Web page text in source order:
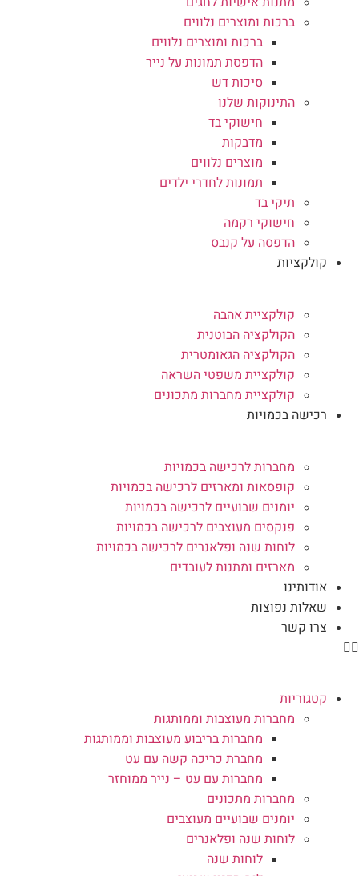
ברכות ומוצרים נלווים
ברכות ומוצרים נלווים
הדפסת תמונות על נייר
סיכות דש
התינוקות שלנו
חישוקי בד
מדבקות
מוצרים נלווים
תמונות לחדרי ילדים
תיקי בד
חישוקי רקמה
הדפסה על קנבס
קולקציות
קולקציית אהבה
הקולקציה הבוטנית
הקולקציה הגאומטרית
קולקציית משפטי השראה
קולקציית מחברות מתכונים
רכישה בכמויות
מחברות לרכישה בכמויות
קופסאות ומארזים לרכישה בכמויות
יומנים שבועיים לרכישה בכמויות
פנקסים מעוצבים לרכישה בכמויות
לוחות שנה ופלאנרים לרכישה בכמויות
מארזים ומתנות לעובדים
אודותינו
שאלות נפוצות
צרו קשר
קטגוריות
מחברות מעוצבות וממותגות
מחברות בריבוע מעוצבות וממותגות
מחברת כריכה קשה עם עט
מחברות עם עט – נייר ממוחזר
מחברות מתכונים
יומנים שבועיים מעוצבים
לוחות שנה ופלאנרים
לוחות שנה